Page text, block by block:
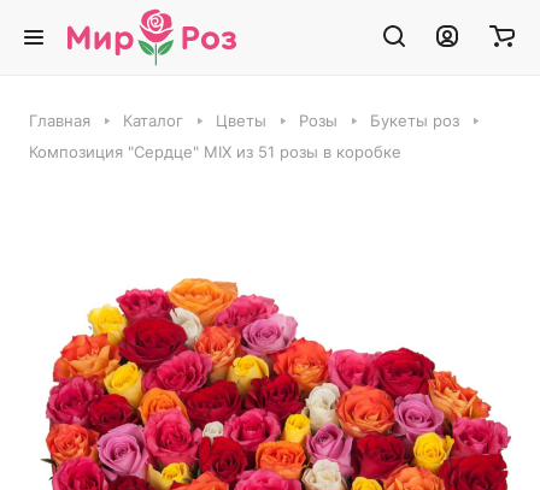
Главная Каталог Цветы Розы
Букеты роз
Композиция "Сердце" MIX из 51 розы в коробке